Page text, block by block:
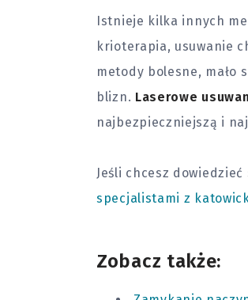
Istnieje kilka innych
krioterapia, usuwanie
metody bolesne, mało
blizn. Laserowe
najbezpieczniejszą i
Jeśli chcesz
specjalistami z
Zobacz także: